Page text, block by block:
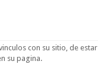
con su sitio, de estar
su pagina.